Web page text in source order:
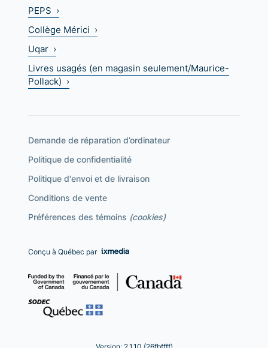
PEPS ›
Collège Mérici ›
Uqar ›
Livres usagés (en magasin seulement/Maurice-
Pollack) ›
Demande de réparation d’ordinateur
Politique de confidentialité
Politique d'envoi et de livraison
Conditions de vente
Préférences des témoins (cookies)
Conçu à Québec par